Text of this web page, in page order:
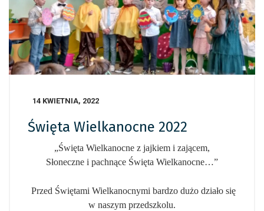
14 KWIETNIA, 2022
Święta Wielkanocne 2022
„Święta Wielkanocne z jajkiem i zającem,
Słoneczne i pachnące Święta Wielkanocne…”
Przed Świętami Wielkanocnymi bardzo dużo działo się
w naszym przedszkolu.